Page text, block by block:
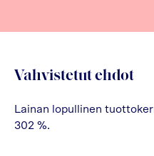
Vahvistetut ehdot
Lainan lopullinen
302 %.